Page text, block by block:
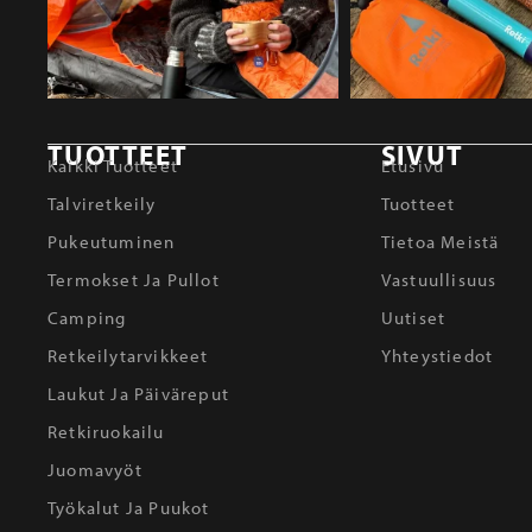
TUOTTEET
Kaikki Tuotteet
Talviretkeily
Pukeutuminen
Termokset Ja Pullot
Camping
Retkeilytarvikkeet
Laukut Ja Päiväreput
Retkiruokailu
Juomavyöt
Työkalut Ja Puukot
SIVUT
Etusivu
Tuotteet
Tietoa Meistä
Vastuullisuus
Uutiset
Yhteystiedot